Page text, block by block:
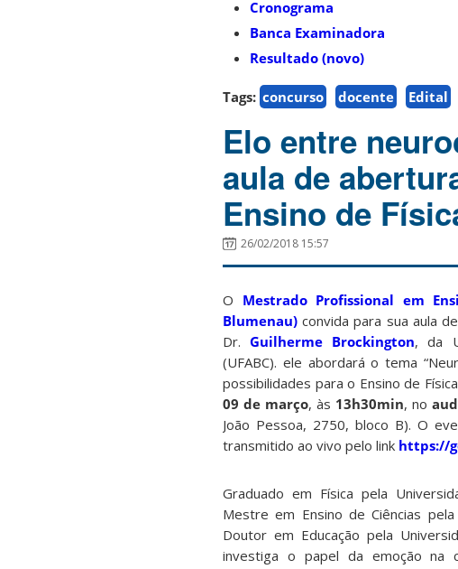
Cronograma
Banca Examinadora
Resultado (novo)
Tags: concurso docente Edital
Elo entre
aula de
Ensino de
26/02/2018 15:57
O Mestrado Profissional em
Blumenau) convida para sua aula
Dr.Guilherme Brockington, da
(UFABC). ele abordará o tema
possibilidades para o Ensino de
09 de março, às 13h30min, no
João Pessoa, 2750, bloco B). O
transmitido ao vivo pelo link https://
Graduado em Física pela
Mestre em Ensino de Ciências
Doutor em Educação pela
investiga o papel da emoção na